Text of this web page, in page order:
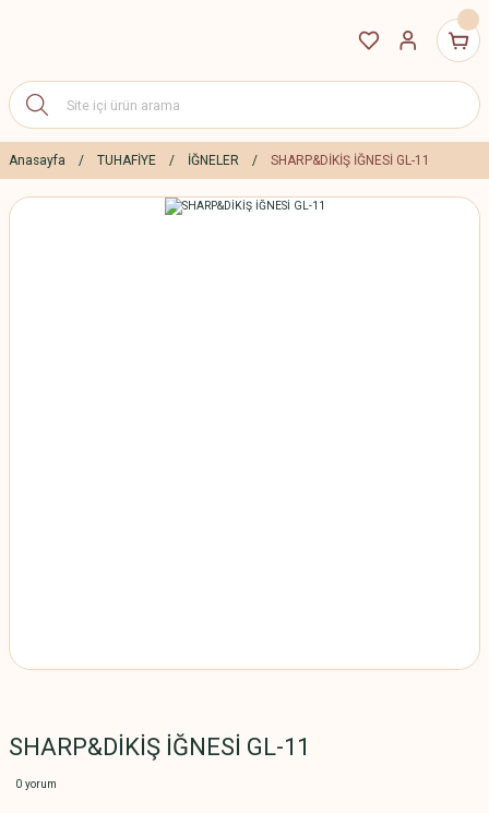
Anasayfa TUHAFİYE İĞNELER SHARP&DİKİŞ İĞNESİ GL-11
SHARP&DİKİŞ İĞNESİ GL-11
0 yorum